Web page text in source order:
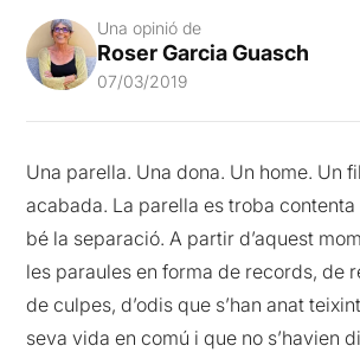
Una opinió de
Roser Garcia Guasch
07/03/2019
Una parella. Una dona. Un home. Un
acabada. La parella es troba
bé la separació. A partir d’aquest
les paraules en forma de records, de
de culpes, d’odis que s’han anat
seva vida en comú i que no s’havien